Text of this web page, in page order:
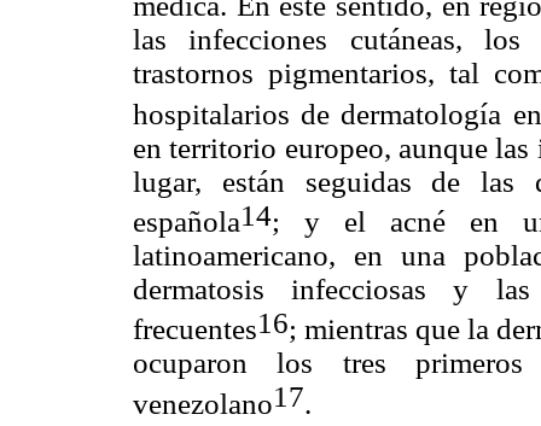
las infecciones cutáneas, los
trastornos pigmentarios, tal
hospitalarios de dermatología
en territorio europeo, aunque
lugar, están seguidas de las
española14; y el acné en
latinoamericano, en una
dermatosis infecciosas y
frecuentes16; mientras que la
ocuparon los tres
venezolano17.